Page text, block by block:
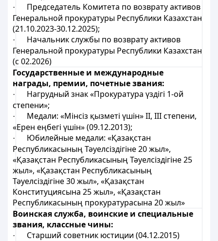
·
Председатель Комитета по возврату активов
Генеральной прокуратуры Республики Казахстан
(21.10.2023-30.12.2025);
·
Начальник службы по возврату активов
Генеральной прокуратуры Республики Казахстан
(с 02.2026)
Государственные и международные
награды, премии, почетные звания:
·
Нагрудный знак «Прокуратура үздігі 1-ой
степени»;
·
Медали: «Мінсіз қызметі үшін» ІІ, ІІІ степени,
«Ерен еңбегі үшін» (09.12.2013);
·
Юбилейные медали: «Қазақстан
Республикасының Тәуелсіздігіне 20 жыл»,
«Қазақстан Республикасының Тәуелсіздігіне 25
жыл», «Қазақстан Республикасының
Тәуелсіздігіне 30 жыл», «Қазақстан
Конституциясына 25 жыл», «Қазақстан
Республикасының прокуратурасына 20 жыл»
Воинская служба, воинские и специальные
звания, классные чины:
· Старший советник юстиции (04.12.2015)